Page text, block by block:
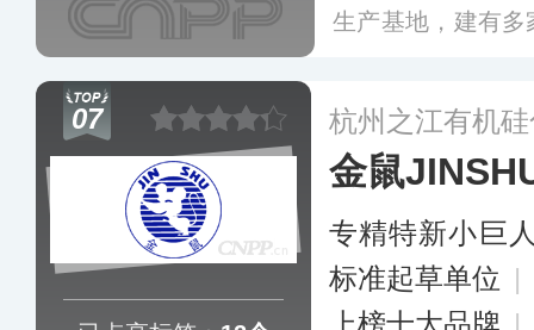
生产基地，建有
光伏太阳能、电
汽车制造等领域。
07 杭州之江有机
金鼠
专精特新小巨
标准起草单位 |
上榜十大品牌 |